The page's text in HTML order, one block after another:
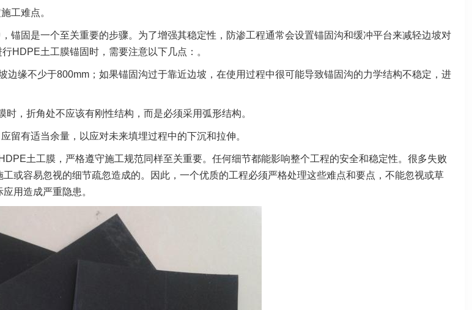
工难点。
锚固是一个至关重要的步骤。为了增强其稳定性，防渗工程通常会设置锚固沟和缓冲平台来减轻边坡对
HDPE土工膜锚固时，需要注意以下几点：。
边缘不少于800mm；如果锚固沟过于靠近边坡，在使用过程中很可能导致锚固沟的力学结构不稳定，进
时，折角处不应该有刚性结构，而是必须采用弧形结构。
留有适当余量，以应对未来填埋过程中的下沉和拉伸。
土工膜，严格遵守施工规范同样至关重要。任何细节都能影响整个工程的安全和稳定性。很多失败
或容易忽视的细节疏忽造成的。因此，一个优质的工程必须严格处理这些难点和要点，不能忽视或草
用造成严重隐患。